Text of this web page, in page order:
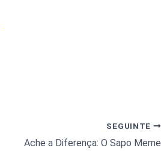
SEGUINTE
Ache a Diferença: O Sapo Meme